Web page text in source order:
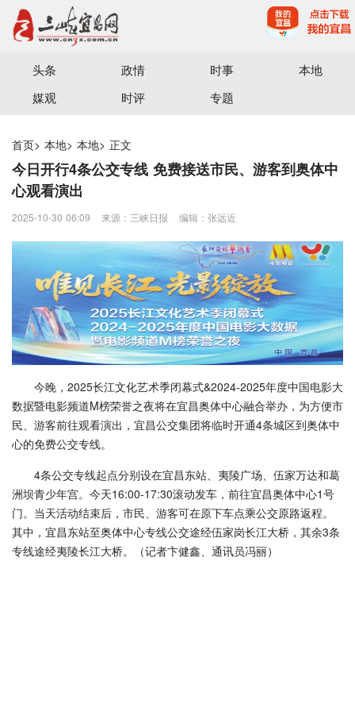
宜昌三峡融媒体中心主办
头条 政情 时事
本地
媒观
时评 专题
首页> 本地> 本地> 正文
今日开行4条公交专线 免费接送市民、游客到奥体中
心观看演出
2025-10-30 06:09 来源：三峡日报 编辑：张远近
今晚，2025长江文化艺术季闭幕式&2024-2025年度中国电影大
数据暨电影频道M榜荣誉之夜将在宜昌奥体中心融合举办，为方便市
民、游客前往观看演出，宜昌公交集团将临时开通4条城区到奥体中
心的免费公交专线。
4条公交专线起点分别设在宜昌东站、夷陵广场、伍家万达和葛
洲坝青少年宫。今天16:00-17:30滚动发车，前往宜昌奥体中心1号
门。当天活动结束后，市民、游客可在原下车点乘公交原路返程。
其中，宜昌东站至奥体中心专线公交途经伍家岗长江大桥，其余3条
专线途经夷陵长江大桥。（记者卞健鑫、通讯员冯丽）